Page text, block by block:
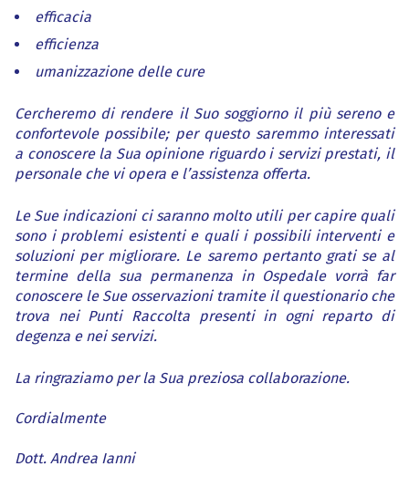
efficacia
efficienza
umanizzazione delle cure
Cercheremo di rendere il Suo soggiorno il più sereno e
confortevole possibile; per questo saremmo interessati
a conoscere la Sua opinione riguardo i servizi prestati, il
personale che vi opera e l’assistenza offerta.
Le Sue indicazioni ci saranno molto utili per capire quali
sono i problemi esistenti e quali i possibili interventi e
soluzioni per migliorare. Le saremo pertanto grati se al
termine della sua permanenza in Ospedale vorrà far
conoscere le Sue osservazioni tramite il questionario che
trova nei Punti Raccolta presenti in ogni reparto di
degenza e nei servizi.
La ringraziamo per la Sua preziosa collaborazione.
Cordialmente
Dott. Andrea Ianni